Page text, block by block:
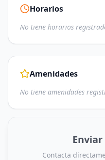
Horarios
No tiene horarios
Amenidades
No tiene amenidades
Contacta